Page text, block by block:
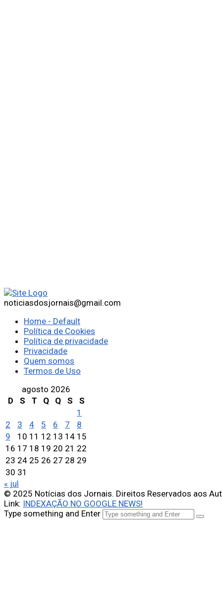
noticiasdosjornais@gmail.com
Home - Default
Política de Cookies
Política de privacidade
Privacidade
Quem somos
Termos de Uso
agosto 2026
D
S T Q Q S
S
1
2
3 4 5 6 7
8
9
10 11 12 13 14 15
16 17 18 19 20 21 22
23 24 25 26 27 28 29
30 31
« jul
© 2025 Notícias dos Jornais. Direitos Reservados aos
Link: INDEXAÇÃO NO GOOGLE NEWS!
Type something and Enter